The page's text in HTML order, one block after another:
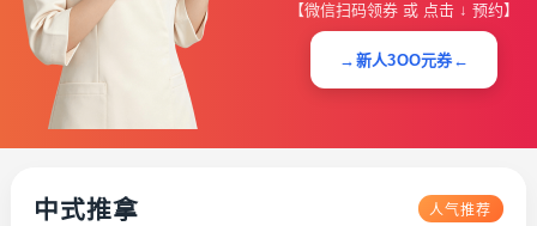
【微信扫码领券 或 点击 ↓ 预约】
→新人3OO元券←
中式推拿 人气推荐